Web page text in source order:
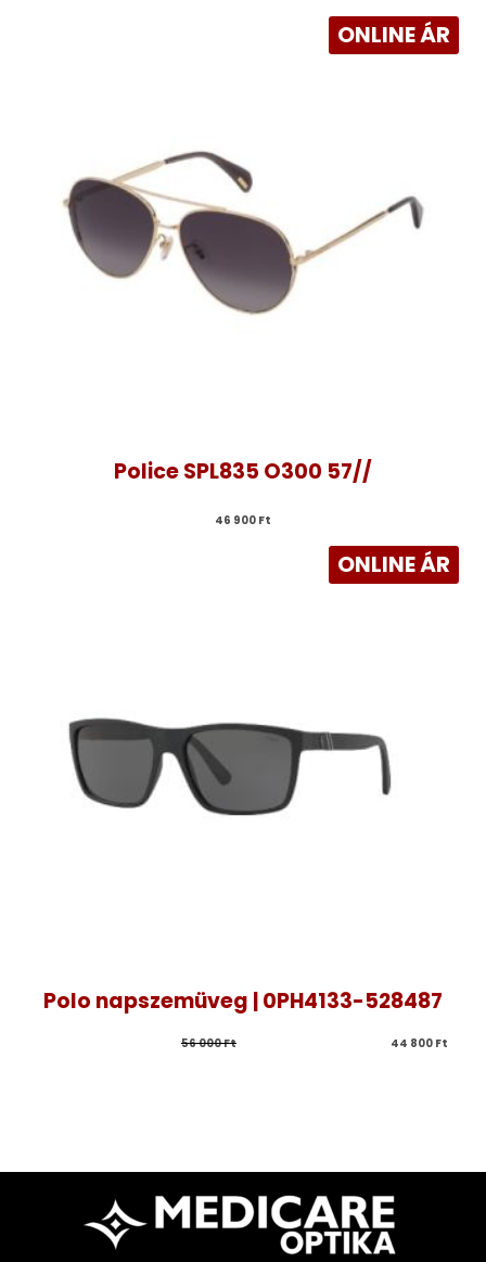
ONLINE ÁR
Police SPL835 O300 57//
46 900 Ft
ONLINE ÁR
Polo napszemüveg | 0PH4133-528487
56 000 Ft 44 800 Ft